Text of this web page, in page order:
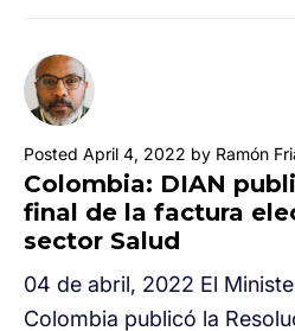
Posted April 4, 2022 by Ramón
Colombia: DIAN
final de la factura
sector Salud
04 de abril, 2022 El
Colombia publicó la